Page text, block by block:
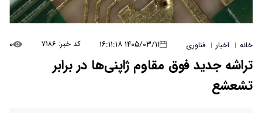
خانه | اخبار | فناوری ۱۴۰۵/۰۳/۱۱ ۱۶:۱۱:۱۸ کد خبر: ۷۱۸۶ ۰
تراشه جدید فوق مقاوم ژاپنی‌ها در برابر
تشعشع